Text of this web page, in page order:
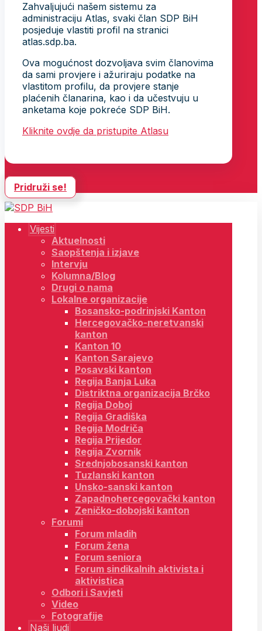
Zahvaljujući našem sistemu za
administraciju Atlas, svaki član SDP BiH
posjeduje vlastiti profil na stranici
atlas.sdp.ba.
Ova mogućnost dozvoljava svim članovima
da sami provjere i ažuriraju podatke na
vlastitom profilu, da provjere stanje
plaćenih članarina, kao i da učestvuju u
anketama koje pokreće SDP BiH.
Kliknite ovdje da pristupite Atlasu
Pridruži se!
Vijesti
Aktuelnosti
Saopštenja i izjave
Intervju
Kolumna/Blog
Drugi o nama
Lokalne organizacije
Bosansko-podrinjski Kanton
Hercegovačko-neretvanski
kanton
Kanton 10
Kanton Sarajevo
Posavski kanton
Regija Banja Luka
Distriktna organizacija Brčko
Regija Doboj
Regija Gradiška
Regija Modriča
Regija Prijedor
Regija Zvornik
Srednjobosanski kanton
Tuzlanski kanton
Unsko-sanski kanton
Zapadnohercegovački kanton
Zeničko-dobojski kanton
Forumi
Forum mladih
Forum žena
Forum seniora
Forum sindikalnih aktivista i
aktivistica
Odbori i Savjeti
Video
Fotografije
Naši ljudi